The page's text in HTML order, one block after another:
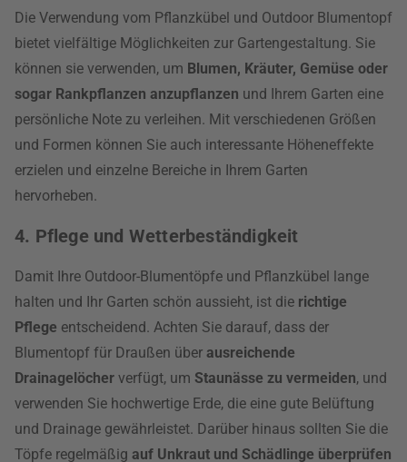
Die Verwendung vom Pflanzkübel und Outdoor Blumentopf
bietet vielfältige Möglichkeiten zur Gartengestaltung. Sie
können sie verwenden, um Blumen, Kräuter, Gemüse oder
sogar Rankpflanzen anzupflanzen und Ihrem Garten eine
persönliche Note zu verleihen. Mit verschiedenen Größen
und Formen können Sie auch interessante Höheneffekte
erzielen und einzelne Bereiche in Ihrem Garten
hervorheben.
4. Pflege und Wetterbeständigkeit
Damit Ihre Outdoor-Blumentöpfe und Pflanzkübel lange
halten und Ihr Garten schön aussieht, ist die richtige
Pflege entscheidend. Achten Sie darauf, dass der
Blumentopf für Draußen über ausreichende
Drainagelöcher verfügt, um Staunässe zu vermeiden, und
verwenden Sie hochwertige Erde, die eine gute Belüftung
und Drainage gewährleistet. Darüber hinaus sollten Sie die
Töpfe regelmäßig auf Unkraut und Schädlinge überprüfen